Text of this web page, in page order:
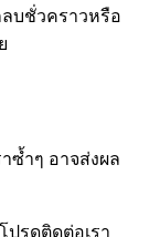
บชั่วคราวหรือ
ซ้ำๆ อาจส่งผล
รดติดต่อเรา